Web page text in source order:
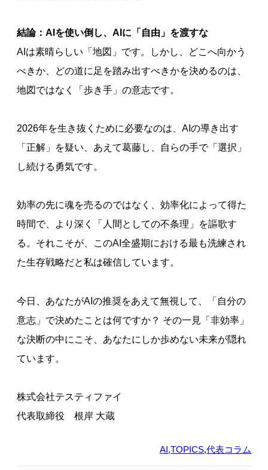
結論：AIを使い倒し、AIに「自由」を渡すな
AIは素晴らしい「地図」です。しかし、どこへ向かう
べきか、どの道に足を踏み出すべきかを決めるのは、
地図ではなく「歩き手」の意志です。
2026年を生き抜くために必要なのは、AIの導き出す
「正解」を疑い、あえて葛藤し、自らの手で「選択」
し続ける勇気です。
効率の先に魂を売るのではなく、効率化によって得た
時間で、より深く「人間としての不条理」を謳歌す
る。それこそが、このAI全盛期における最も洗練され
た生存戦略だと私は確信しています。
今日、あなたがAIの推奨をあえて無視して、「自分の
意志」で決めたことは何ですか？ その一見「非効率」
な決断の中にこそ、あなたにしか歩めない未来が隠れ
ています。
株式会社テスティファイ
代表取締役 根岸 大蔵
AI,TOPICS,代表コラム